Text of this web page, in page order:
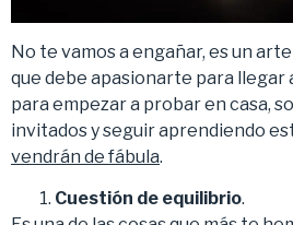
No te vamos a engañar, es un
que debe apasionarte para llegar
para empezar a probar en casa,
invitados y seguir aprendiendo
vendrán de fábula.
Cuestión de equilibrio.